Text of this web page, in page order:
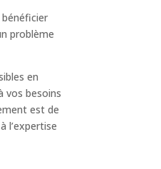
bénéficier
problème
en
vos besoins
est de
l’expertise